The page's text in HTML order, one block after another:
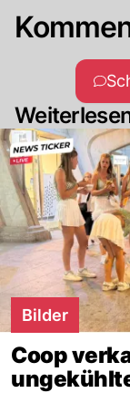
Bilder
Coop